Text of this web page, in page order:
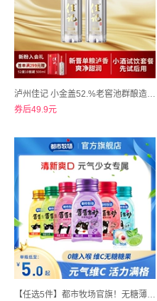
泸州佳记 小金盖52.%老窖池群酿造100ml*2瓶
券后49.9元
【任选5件】都市牧场官旗！无糖薄荷糖清口含片接吻糖